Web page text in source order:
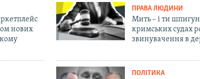
нових
ПРАВА ЛЮДИНИ
Мить – і ти
кримських судах
звинувачення в
ПОЛІТИКА